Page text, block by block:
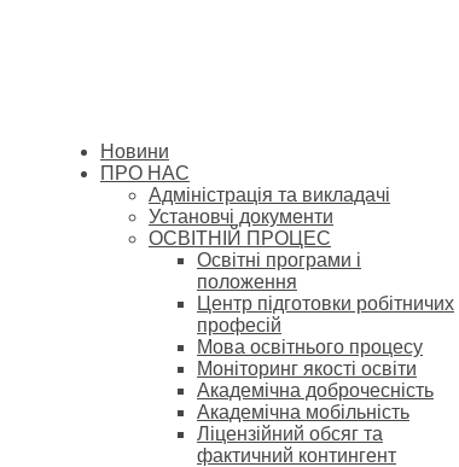
Новини
ПРО НАС
Адміністрація та викладачі
Установчі документи
ОСВІТНІЙ ПРОЦЕС
Освітні програми і
положення
Центр підготовки робітничих
професій
Мова освітнього процесу
Моніторинг якості освіти
Академічна доброчесність
Академічна мобільність
Ліцензійний обсяг та
фактичний контингент